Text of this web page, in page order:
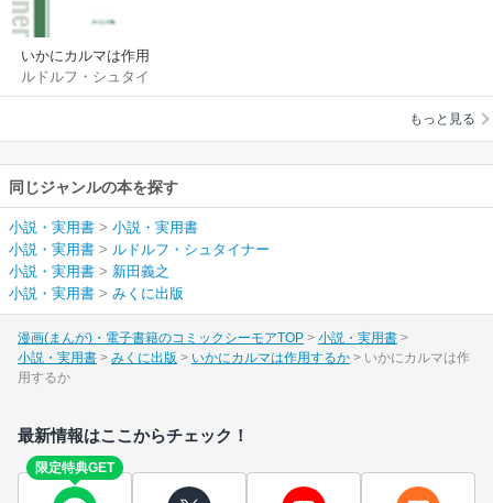
いかにカルマは作用
するか
ルドルフ・シュタイ
ナー/新田義之
もっと見る
同じジャンルの本を探す
小説・実用書 > 小説・実用書
小説・実用書 > ルドルフ・シュタイナー
小説・実用書 > 新田義之
小説・実用書 > みくに出版
漫画(まんが)・電子書籍のコミックシーモアTOP
小説・実用書
小説・実用書
みくに出版 いかにカルマは作用するか
いかにカルマは作
用するか
最新情報はここからチェック！
限定特典GET